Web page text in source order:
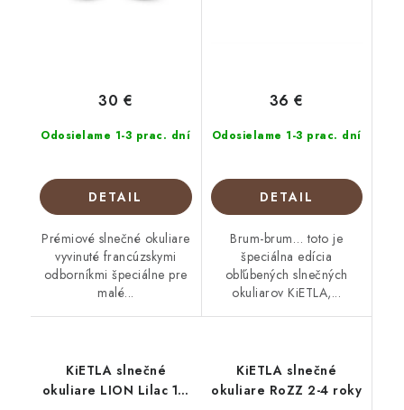
Odosielame 1-3 prac. dní
30 €
DETAIL
Prémiové slnečné okuliare
vyvinuté francúzskymi
odborníkmi špeciálne pre
malé...
Odosielame 1-3 prac. dní
36 €
DETAIL
Brum-brum… toto je
špeciálna edícia
obľúbených slnečných
okuliarov KiETLA,...
KiETLA slnečné
okuliare LION Lilac 1-2
KiETLA slnečné
okuliare RoZZ 2-4 roky